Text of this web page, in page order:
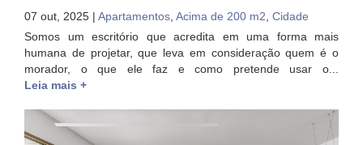
07 out, 2025 | Apartamentos Acima de 200 m2 Cidade
Somos um escritório que acredita em uma forma mais
humana de projetar, que leva em consideração quem é o
morador, o que ele faz e como pretende usar o...
Leia mais +